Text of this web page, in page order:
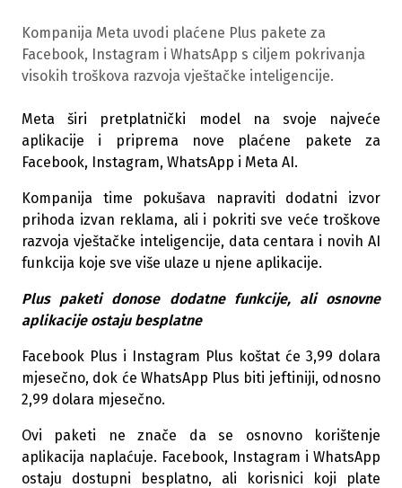
Kompanija Meta uvodi plaćene Plus pakete za
Facebook, Instagram i WhatsApp s ciljem pokrivanja
visokih troškova razvoja vještačke inteligencije.
Meta širi pretplatnički model na svoje najveće
aplikacije i priprema nove plaćene pakete za
Facebook, Instagram, WhatsApp i Meta AI.
Kompanija time pokušava napraviti dodatni izvor
prihoda izvan reklama, ali i pokriti sve veće troškove
razvoja vještačke inteligencije, data centara i novih AI
funkcija koje sve više ulaze u njene aplikacije.
Plus paketi donose dodatne funkcije, ali osnovne
aplikacije ostaju besplatne
Facebook Plus i Instagram Plus koštat će 3,99 dolara
mjesečno, dok će WhatsApp Plus biti jeftiniji, odnosno
2,99 dolara mjesečno.
Ovi paketi ne znače da se osnovno korištenje
aplikacija naplaćuje. Facebook, Instagram i WhatsApp
ostaju dostupni besplatno, ali korisnici koji plate